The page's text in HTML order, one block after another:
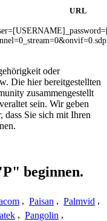
URL
oder
Die hier bereitgestellten
zusammengestellt
sein. Wir geben
dass Sie sich mit Ihren
beginnen.
, Paisan , Palmvid ,
, Pangolin ,